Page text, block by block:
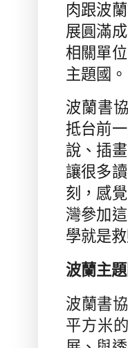
肉跟波
展圓滿
相關單
主題國。
波蘭書
抵台前
說、插
讓很多
刻，感
灣參加
學就是救
波蘭主
波蘭書
平方米